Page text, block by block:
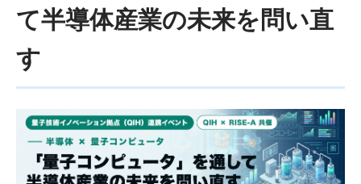
て半導体産業の未来を問い直
す